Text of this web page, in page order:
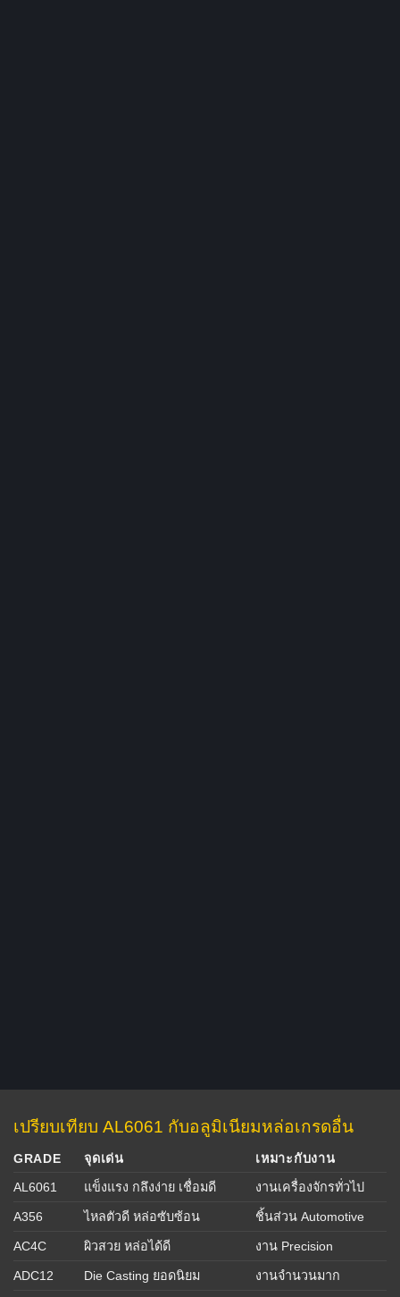
เปรียบเทียบ AL6061 กับอลูมิเนียมหล่อเกรดอื่น
GRADE จุดเด่น
เหมาะกับงาน
AL6061
แข็งแรง กลึงง่าย เชื่อมดี งานเครื่องจักรทั่วไป
A356 ไหลตัวดี หล่อซับซ้อน ชิ้นส่วน Automotive
AC4C ผิวสวย หล่อได้ดี งาน Precision
ADC12 Die Casting ยอดนิยม งานจำนวนมาก